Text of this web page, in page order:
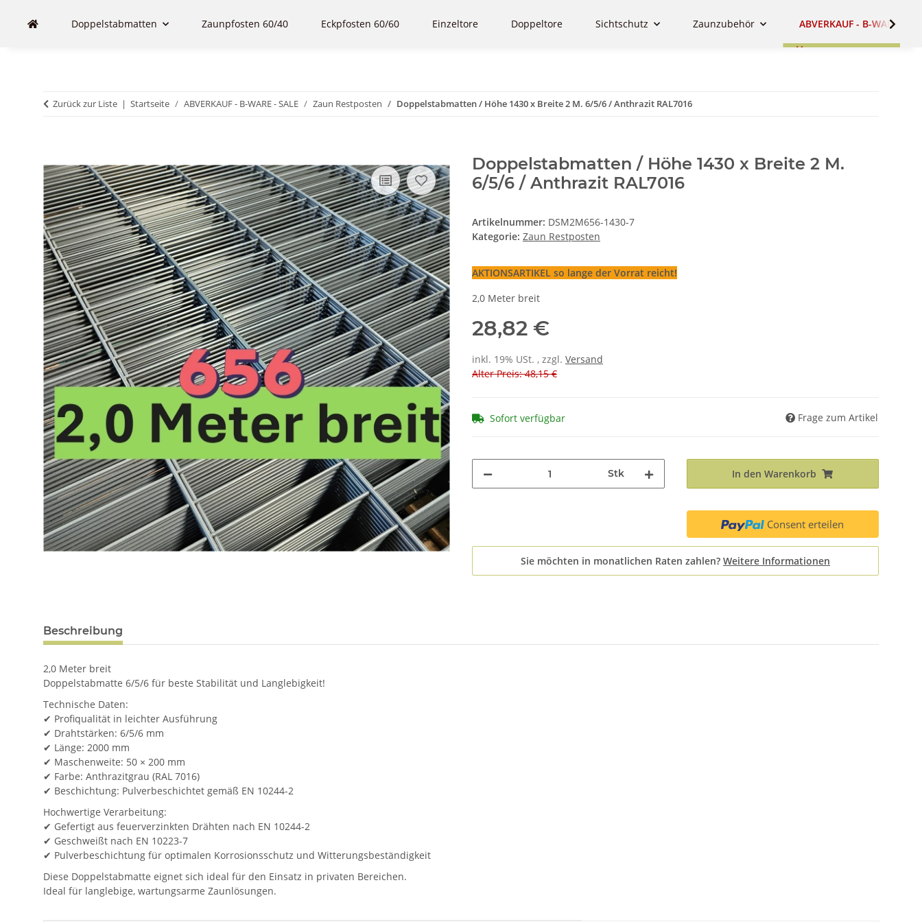
Doppelstabmatten Zaunpfosten 60/40 Eckpfosten 60/60 Einzeltore Doppeltore Sichtschutz Zaunzubehör ABVERKAUF - B-WARE -
Zurück zur Liste Startseite ABVERKAUF - B-WARE - SALE Zaun Restposten Doppelstabmatten / Höhe 1430 x Breite 2 M. 6/5/6 / Anthrazit RAL7016
Doppelstabmatten / Höhe 1430 x Breite 2 M.
6/5/6 / Anthrazit RAL7016
Artikelnummer: DSM2M656-1430-7
Kategorie: Zaun Restposten
AKTIONSARTIKEL so lange der Vorrat reicht!
2,0 Meter breit
28,82 €
inkl. 19% USt. , zzgl. Versand
Alter Preis: 48,15 €
Sofort verfügbar Frage zum Artikel
Stk In den Warenkorb
Consent erteilen
Sie möchten in monatlichen Raten zahlen? Weitere Informationen
Beschreibung
2,0 Meter breit
Doppelstabmatte 6/5/6 für beste Stabilität und Langlebigkeit!
Technische Daten:
✔ Profiqualität in leichter Ausführung
✔ Drahtstärken: 6/5/6 mm
✔ Länge: 2000 mm
✔ Maschenweite: 50 × 200 mm
✔ Farbe: Anthrazitgrau (RAL 7016)
✔ Beschichtung: Pulverbeschichtet gemäß EN 10244-2
Hochwertige Verarbeitung:
✔ Gefertigt aus feuerverzinkten Drähten nach EN 10244-2
✔ Geschweißt nach EN 10223-7
✔ Pulverbeschichtung für optimalen Korrosionsschutz und Witterungsbeständigkeit
Diese Doppelstabmatte eignet sich ideal für den Einsatz in privaten Bereichen.
Ideal für langlebige, wartungsarme Zaunlösungen.